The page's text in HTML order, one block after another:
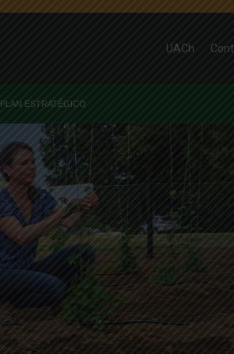
UACh
PLAN ESTRATÉGICO